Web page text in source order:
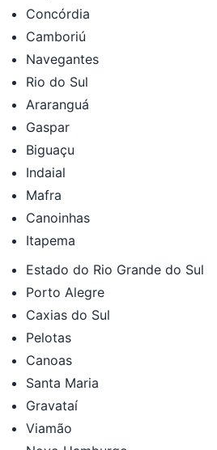
Concórdia
Camboriú
Navegantes
Rio do Sul
Araranguá
Gaspar
Biguaçu
Indaial
Mafra
Canoinhas
Itapema
Estado do Rio Grande do Sul
Porto Alegre
Caxias do Sul
Pelotas
Canoas
Santa Maria
Gravataí
Viamão